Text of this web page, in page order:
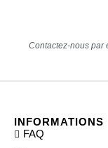
Contactez-nous par
INFORMATIONS
FAQ